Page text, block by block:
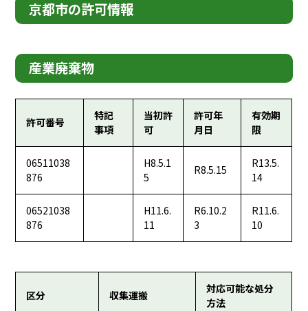
京都市の許可情報
産業廃棄物
許可番号
特記
事項
当初許
可
許可年
月日
有効期
限
06511038
876
H8.5.1
5
R8.5.15
R13.5.
14
06521038
876
H11.6.
11
R6.10.2
3
R11.6.
10
区分 収集運搬
対応可能な処分
方法